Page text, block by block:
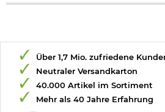
Über 1,7 Mio. zufriedene
Neutraler Versandkarton
40.000 Artikel im Sortiment
Mehr als 40 Jahre Erfahrung